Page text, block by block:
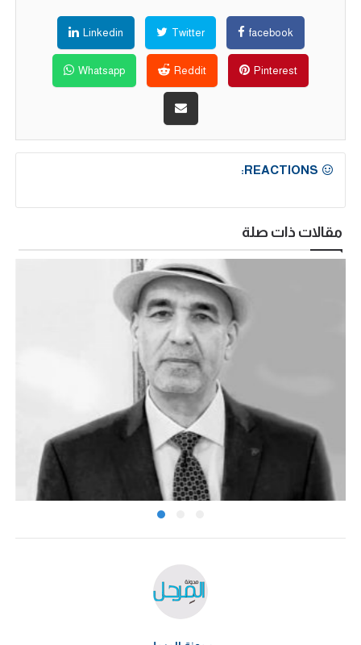
facebook
Twitter
Linkedin
Pinterest
Reddit
Whatsapp
REACTIONS:
مقالات ذات صلة